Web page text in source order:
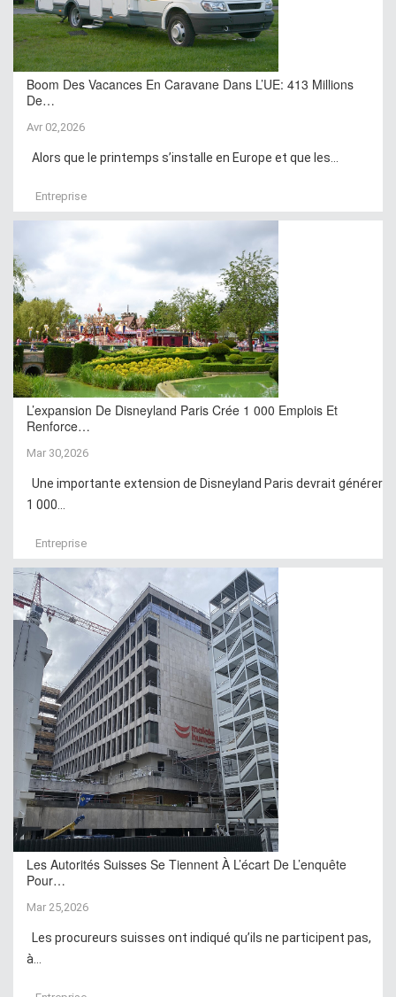
Boom Des Vacances En Caravane Dans L’UE: 413 Millions
De…
Avr 02,2026
Alors que le printemps s’installe en Europe et que les...
Entreprise
L’expansion De Disneyland Paris Crée 1 000 Emplois Et
Renforce…
Mar 30,2026
Une importante extension de Disneyland Paris devrait générer
1 000...
Entreprise
Les Autorités Suisses Se Tiennent À L’écart De L’enquête
Pour…
Mar 25,2026
Les procureurs suisses ont indiqué qu’ils ne participent pas,
à...